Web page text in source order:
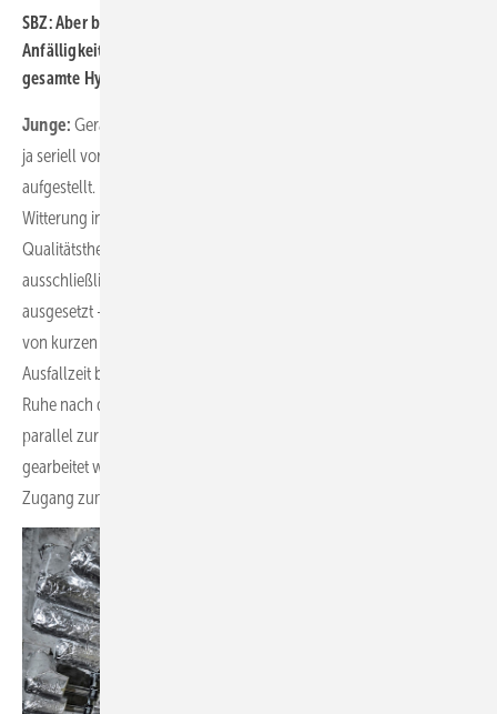
SBZ: Aber bedeutet eine Unit nicht eine höhere technische
Anfälligkeit, weil es sich um mehr Geräte handelt und die
gesamte Hydraulik außerhalb platziert wird?
Junge:Gerade dabei ist das Gegenteil der Fall, denn eine Unit wird
ja seriell vorgefertigt, betriebsfertig geliefert, vorab geprüft und
aufgestellt. Die Fertigung findet zudem unabhängig von der
Witterung in einer Werkshalle statt. Das bedeutet, dass das gesamte
Qualitätsthema auf der Baustelle hinfällig ist. Zudem sind
ausschließlich die Wärmepumpen den Wetterbedingungen
ausgesetzt – und dafür wurden sie gebaut. Zusätzlich profitiert man
von kurzen Liefer- und Installationszeiten und einer minimalen
Ausfallzeit beim Heizungsumschluss – denn das Altsystem kann in
Ruhe nach dem Umschluss demontiert werden, und es muss nicht
parallel zur Neuinstallation ggf. mit einer Überbrückungslösung
gearbeitet werden. Auch die spätere Wartung ist einfach, weil kein
Zugang zum Wohngebäude erforderlich ist.